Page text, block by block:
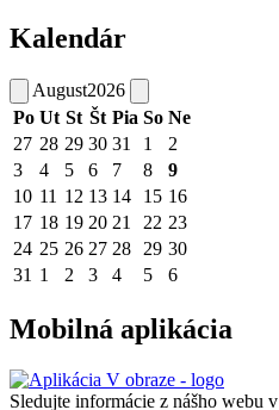
Kalendár
August2026
Po Ut St Št Pia So Ne
27 28 29 30 31 1
2
3
4 5 6 7 8
9
10 11 12 13 14 15 16
17 18 19 20 21 22 23
24 25 26 27 28 29 30
31 1 2 3 4 5 6
Mobilná aplikácia
Sledujte informácie z nášho webu v